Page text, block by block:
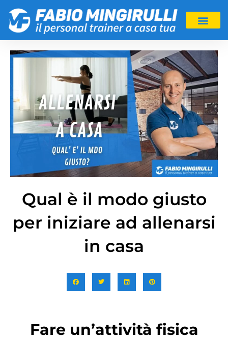
Qual è il modo giusto
per iniziare ad allenarsi
in casa
Fare un’attività fisica